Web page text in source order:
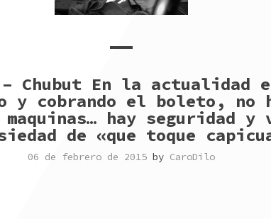
– Chubut En la actualidad
y cobrando el boleto, no
hay seguridad y
de «que toque
06 de febrero de 2015 by CaroDilo